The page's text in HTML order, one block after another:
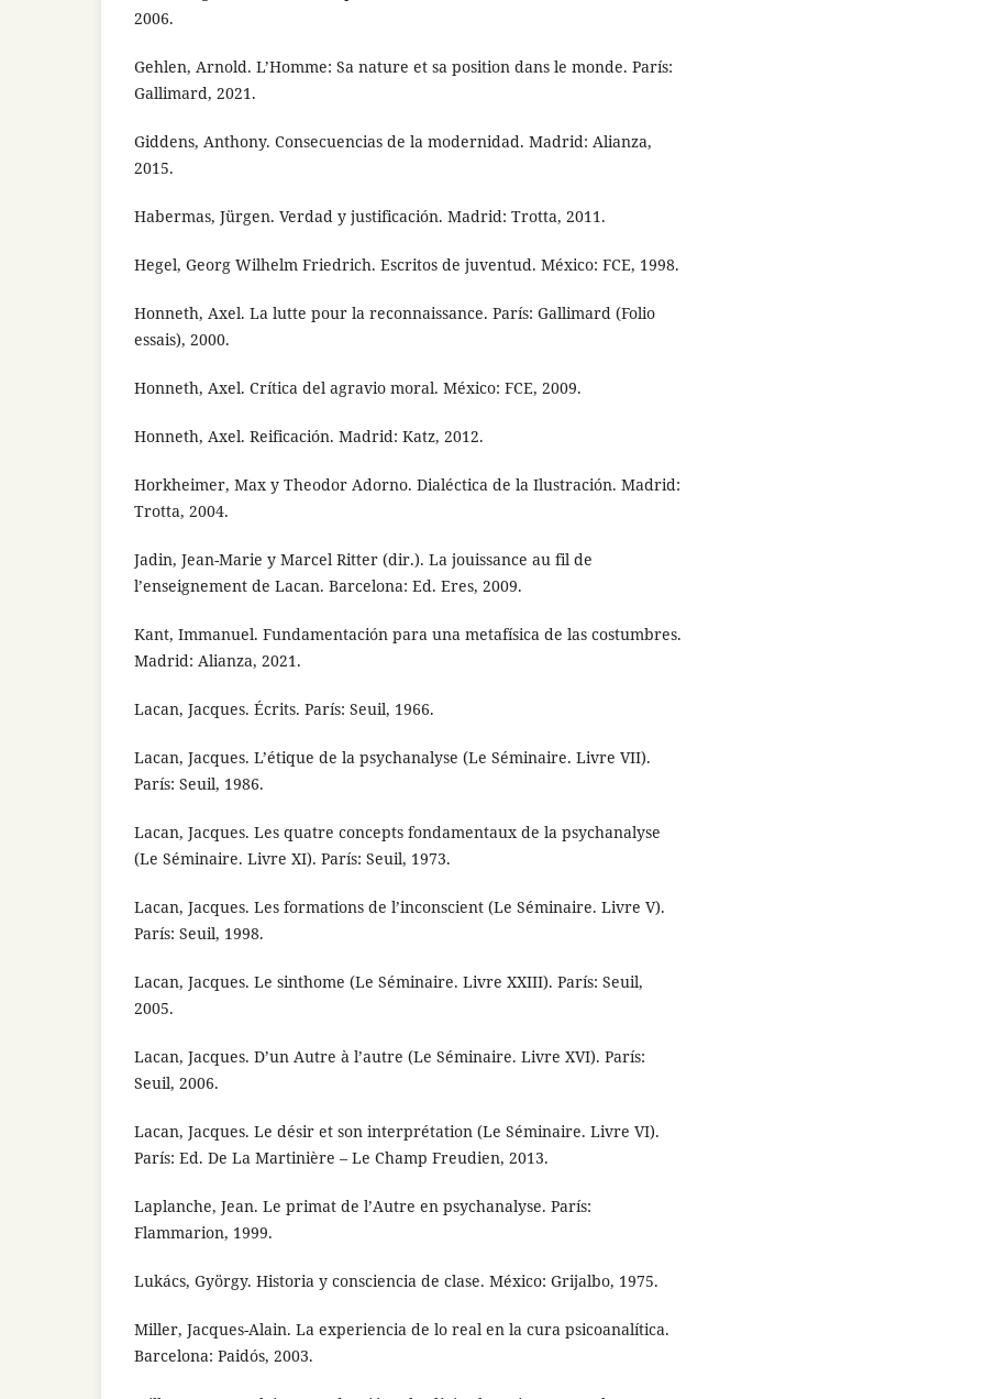
2006.
Gehlen, Arnold. L’Homme: Sa nature et sa position dans le monde. París:
Gallimard, 2021.
Giddens, Anthony. Consecuencias de la modernidad. Madrid: Alianza,
2015.
Habermas, Jürgen. Verdad y justificación. Madrid: Trotta, 2011.
Hegel, Georg Wilhelm Friedrich. Escritos de juventud. México: FCE, 1998.
Honneth, Axel. La lutte pour la reconnaissance. París: Gallimard (Folio
essais), 2000.
Honneth, Axel. Crítica del agravio moral. México: FCE, 2009.
Honneth, Axel. Reificación. Madrid: Katz, 2012.
Horkheimer, Max y Theodor Adorno. Dialéctica de la Ilustración. Madrid:
Trotta, 2004.
Jadin, Jean-Marie y Marcel Ritter (dir.). La jouissance au fil de
l’enseignement de Lacan. Barcelona: Ed. Eres, 2009.
Kant, Immanuel. Fundamentación para una metafísica de las costumbres.
Madrid: Alianza, 2021.
Lacan, Jacques. Écrits. París: Seuil, 1966.
Lacan, Jacques. L’étique de la psychanalyse (Le Séminaire. Livre VII).
París: Seuil, 1986.
Lacan, Jacques. Les quatre concepts fondamentaux de la psychanalyse
(Le Séminaire. Livre XI). París: Seuil, 1973.
Lacan, Jacques. Les formations de l’inconscient (Le Séminaire. Livre V).
París: Seuil, 1998.
Lacan, Jacques. Le sinthome (Le Séminaire. Livre XXIII). París: Seuil,
2005.
Lacan, Jacques. D’un Autre à l’autre (Le Séminaire. Livre XVI). París:
Seuil, 2006.
Lacan, Jacques. Le désir et son interprétation (Le Séminaire. Livre VI).
París: Ed. De La Martinière – Le Champ Freudien, 2013.
Laplanche, Jean. Le primat de l’Autre en psychanalyse. París:
Flammarion, 1999.
Lukács, György. Historia y consciencia de clase. México: Grijalbo, 1975.
Miller, Jacques-Alain. La experiencia de lo real en la cura psicoanalítica.
Barcelona: Paidós, 2003.